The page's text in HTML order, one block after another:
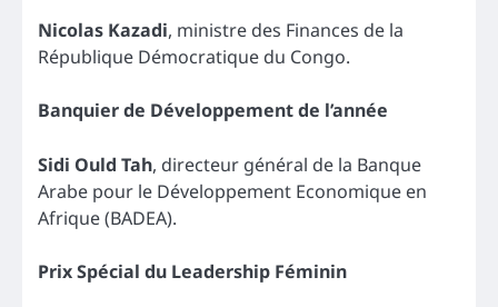
Nicolas Kazadi, ministre des Finances de la
République Démocratique du Congo.
Banquier de Développement de l’année
Sidi Ould Tah, directeur général de la Banque
Arabe pour le Développement Economique en
Afrique (BADEA).
Prix Spécial du Leadership Féminin